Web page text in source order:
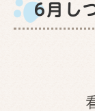
6月し